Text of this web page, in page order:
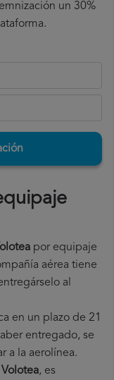
un 30%
por equipaje
aérea tiene
al
en un plazo de 21
entregado, se
a la aerolínea.
, es